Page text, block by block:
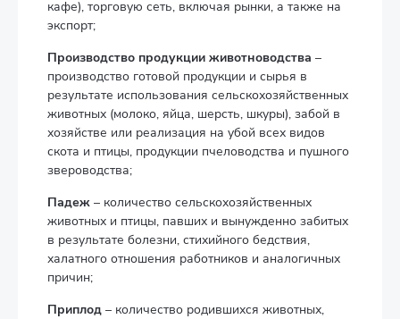
кафе), торговую сеть, включая рынки, а также на
экспорт;
Производство продукции животноводства –
производство готовой продукции и сырья в
результате использования сельскохозяйственных
животных (молоко, яйца, шерсть, шкуры), забой в
хозяйстве или реализация на убой всех видов
скота и птицы, продукции пчеловодства и пушного
звероводства;
Падеж – количество сельскохозяйственных
животных и птицы, павших и вынужденно забитых
в результате болезни, стихийного бедствия,
халатного отношения работников и аналогичных
причин;
Приплод – количество родившихся животных,